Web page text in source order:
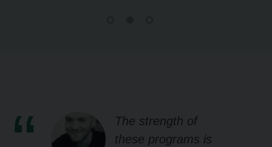
The strength of
these programs is